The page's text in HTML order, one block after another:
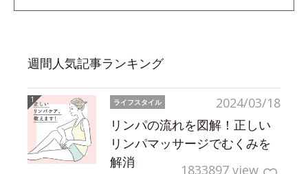
週間人気記事ランキング
2024/03/18
ライフスタイル
リンパの流れを図解！正しい
リンパマッサージでむくみを
解消
1833897 view